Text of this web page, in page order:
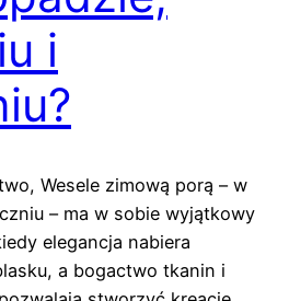
i
Wesele zimową porą – w
– ma w sobie wyjątkowy
elegancja nabiera
a bogactwo tkanin i